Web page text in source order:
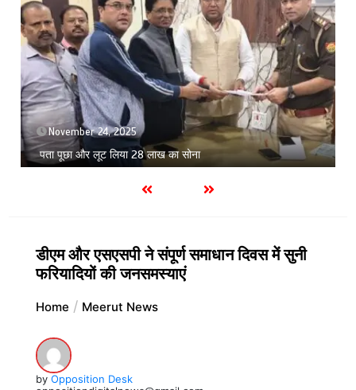
November 24, 2025
पता पूछा और लूट लिया 28 लाख का सोना
डीएम और एसएसपी ने संपूर्ण समाधान दिवस में सुनी
फरियादियों की जनसमस्याएं
Home Meerut News
by Opposition Desk